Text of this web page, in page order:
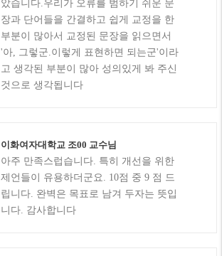
았습니다.우리가 오류를 범하기 쉬운 문
장과 단어들을 간결하고 쉽게 교정을 한
부분이 많아서 교정된 문장을 읽으면서
'아, 그렇군.이렇게 표현하면 되는군'이라
고 생각된 부분이 많아 성의있게 봐 주신
것으로 생각됩니다
이화여자대학교 조00 교수님
아주 만족스럽습니다. 특히 개선을 위한
제언들이 유용하더군요. 10점 중 9 점 드
립니다. 완벽은 목표로 남겨 두자는 뜻입
니다. 감사합니다